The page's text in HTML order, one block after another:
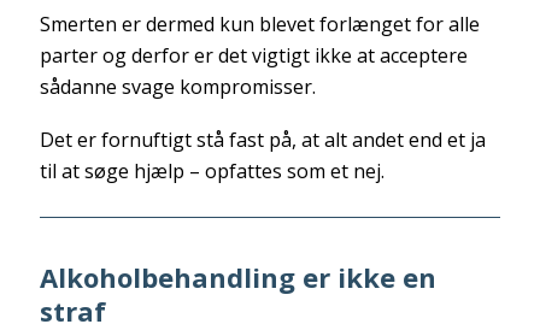
Smerten er dermed kun blevet forlænget for alle
parter og derfor er det vigtigt ikke at acceptere
sådanne svage kompromisser.
Det er fornuftigt stå fast på, at alt andet end et ja
til at søge hjælp – opfattes som et nej.
Alkoholbehandling er ikke en
straf